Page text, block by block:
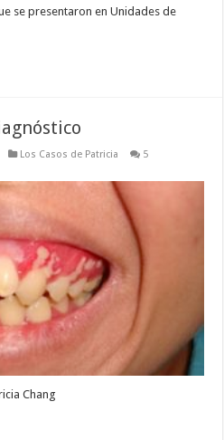
se presentaron en Unidades de
Los Casos de Patricia
5
Chang